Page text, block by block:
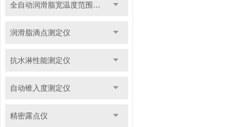
全自动润滑脂宽温度范围滴点测定仪
润滑脂滴点测定仪
抗水淋性能测定仪
自动锥入度测定仪
精密露点仪